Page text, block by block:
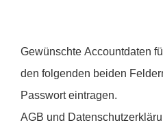
Gewünschte Accountdaten
den folgenden beiden
Passwort eintragen.
AGB und